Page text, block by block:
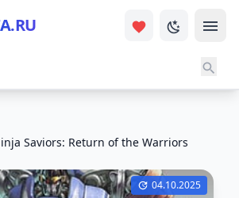
Saviors: Return of the Warriors
04.10.2025